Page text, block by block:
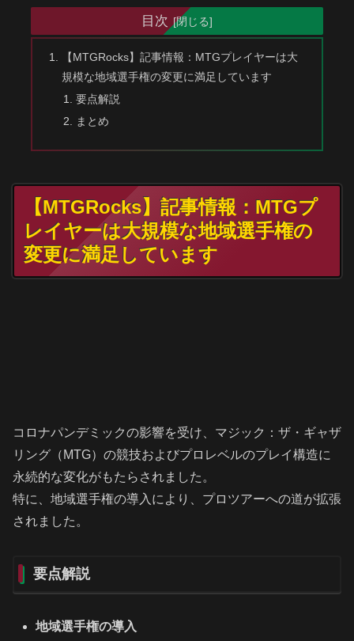
目次
【MTGRocks】記事情報：MTGプレイヤーは大
規模な地域選手権の変更に満足しています
要点解説
まとめ
【MTGRocks】記事情報：MTGプ
レイヤーは大規模な地域選手権の
変更に満足しています
コロナパンデミックの影響を受け、マジック：ザ・ギャザ
リング（MTG）の競技およびプロレベルのプレイ構造に
永続的な変化がもたらされました。
特に、地域選手権の導入により、プロツアーへの道が拡張
されました。
要点解説
地域選手権の導入